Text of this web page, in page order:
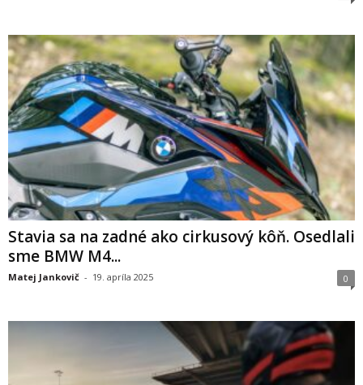
Stavia sa na zadné ako cirkusový kôň. Osedlali
sme BMW M4...
Matej Jankovič - 19. apríla 2025 0